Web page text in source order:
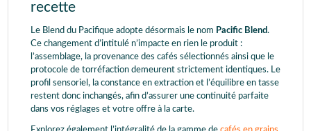
recette
Le Blend du Pacifique adopte désormais le nom Pacific Blend.
Ce changement d’intitulé n’impacte en rien le produit :
l’assemblage, la provenance des cafés sélectionnés ainsi que le
protocole de torréfaction demeurent strictement identiques. Le
profil sensoriel, la constance en extraction et l’équilibre en tasse
restent donc inchangés, afin d’assurer une continuité parfaite
dans vos réglages et votre offre à la carte.